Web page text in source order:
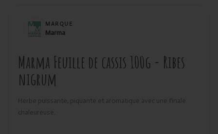
MARQUE
Marma
Marma Feuille de cassis 100g - Ribes
nigrum
Herbe puissante, piquante et aromatique avec une finale
chaleureuse.